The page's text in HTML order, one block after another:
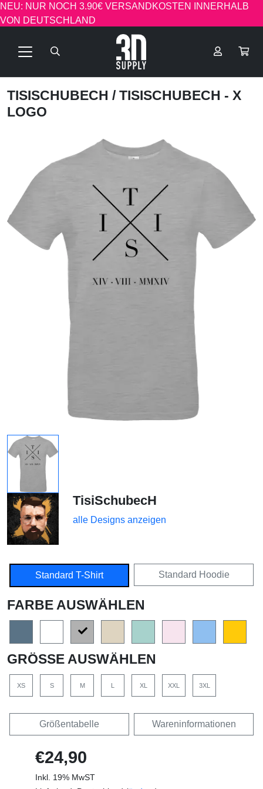
NEU: NUR NOCH 3.90€ VERSANDKOSTEN INNERHALB
VON DEUTSCHLAND
TISISCHUBECH / TISISCHUBECH - X
LOGO
TisiSchubecH
alle Designs anzeigen
Standard T-Shirt Standard Hoodie
FARBE AUSWÄHLEN
GRÖSSE AUSWÄHLEN
XS S M L XL XXL 3XL
Größentabelle Wareninformationen
€24,90
Inkl. 19% MwST